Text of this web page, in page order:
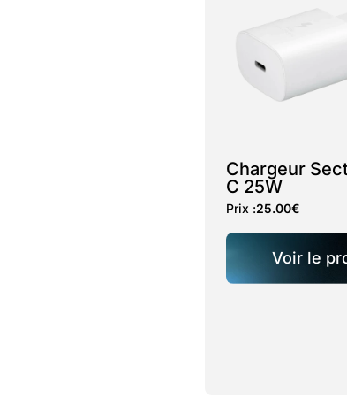
Chargeur
C 25W
Prix :25.00€
Voir le